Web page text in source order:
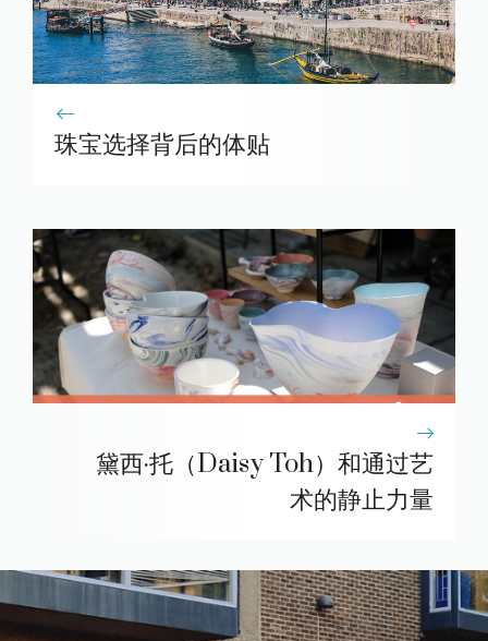
珠宝选择背后的体贴
黛西·托（Daisy Toh）和通过艺
术的静止力量